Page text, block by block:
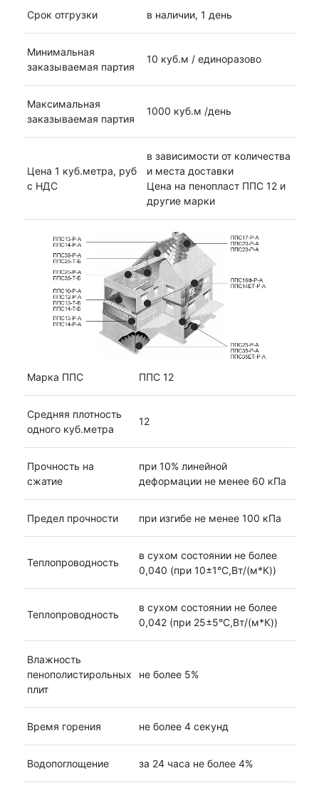
Срок отгрузки в наличии, 1 день
Минимальная
заказываемая партия
10 куб.м / единоразово
Максимальная
заказываемая партия
1000 куб.м /день
Цена 1 куб.метра, руб
с НДС
в зависимости от количества
и места доставки
Цена на пенопласт ППС 12 и
другие марки
Марка ППС ППС 12
Средняя плотность
одного куб.метра
12
Прочность на
сжатие
при 10% линейной
деформации не менее 60 кПа
Предел прочности при изгибе не менее 100 кПа
Теплопроводность
в сухом состоянии не более
0,040 (при 10±1°C,Вт/(м*К))
Теплопроводность
в сухом состоянии не более
0,042 (при 25±5°C,Вт/(м*К))
Влажность
пенополистирольных
плит
не более 5%
Время горения не более 4 секунд
Водопоглощение за 24 часа не более 4%